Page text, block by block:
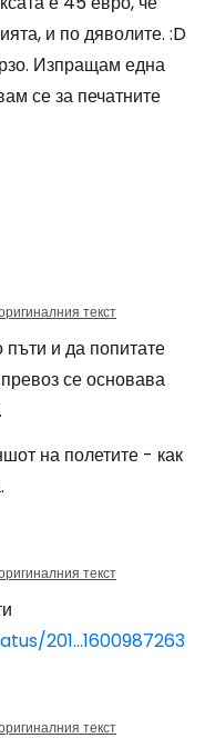
и по дяволите. :D
Изпращам една
се за печатните
текст
пъти и да попитате
се основава
на полетите - как
текст
201...1600987263
текст